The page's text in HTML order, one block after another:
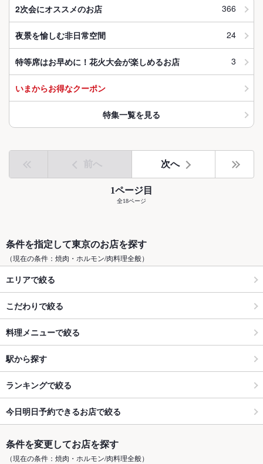
2次会にオススメのお店 366
夜景を愉しむ非日常空間 24
特等席はお早めに！花火大会が楽しめるお店 3
いまからお得なクーポン
特集一覧を見る
前へ 次へ
1ページ目
全18ページ
条件を指定して東京のお店を探す
（現在の条件：焼肉・ホルモン/肉料理全般）
エリアで絞る
こだわりで絞る
料理メニューで絞る
駅から探す
ランキングで絞る
今日明日予約できるお店で絞る
条件を変更してお店を探す
（現在の条件：焼肉・ホルモン/肉料理全般）